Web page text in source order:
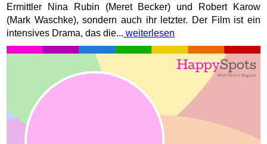
Ermittler Nina Rubin (Meret Becker) und Robert Karow
(Mark Waschke), sondern auch ihr letzter. Der Film ist ein
intensives Drama, das die... weiterlesen